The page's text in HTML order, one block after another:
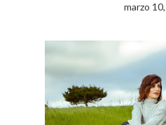
marzo